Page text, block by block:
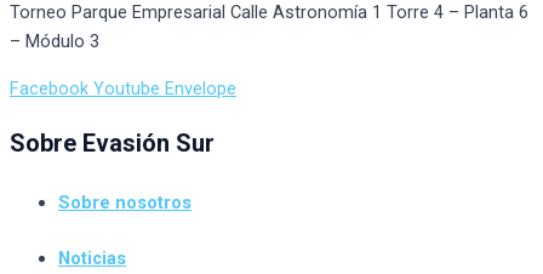
Torneo Parque Empresarial Calle Astronomía 1 Torre 4 – Planta 6
– Módulo 3
Facebook Youtube Envelope
Sobre Evasión Sur
Sobre nosotros
Noticias